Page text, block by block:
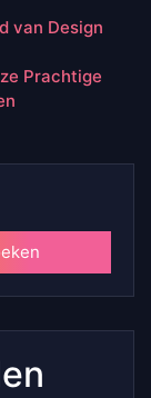
van Design
Prachtige